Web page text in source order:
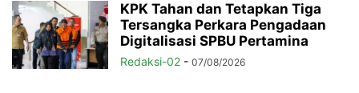
KPK Tahan dan Tetapkan Tiga
Tersangka Perkara Pengadaan
Digitalisasi SPBU Pertamina
Redaksi-02 - 07/08/2026